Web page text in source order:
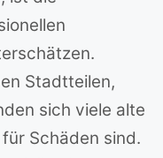
Stadtteilen,
sich viele alte
Schäden sind.